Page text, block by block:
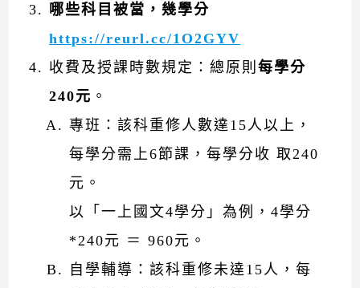
哪些科目被當，幾學分
https://reurl.cc/1O2GYV
收費及授課時數規定：總原則每學分
240元 。
專班：該科重修人數達15人以上，
每學分需上6節課，每學分收 取240
元。
以「一上國文4學分」為例，4學分
*240元 ＝ 960元。
自學輔導：該科重修未達15人，每